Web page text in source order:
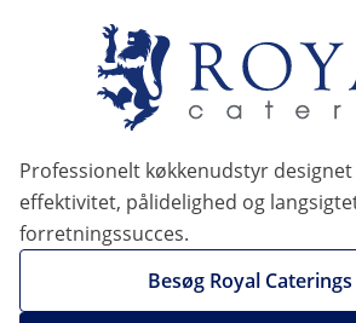
Professionelt køkkenudstyr
effektivitet, pålidelighed og
forretningssucces.
Besøg Royal